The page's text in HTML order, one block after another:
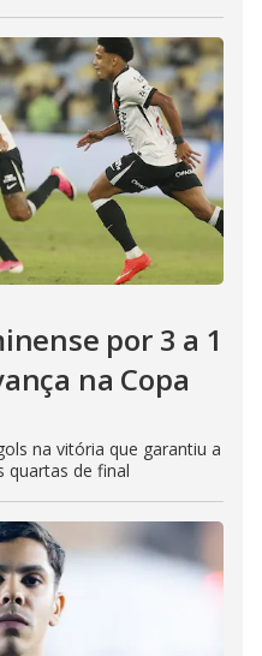
por 3 a 1
na Copa
na vitória que garantiu a
quartas de final